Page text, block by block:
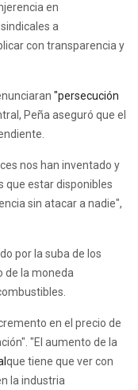
en
a
con transparencia y
"persecución
Peña aseguró que el
nos han inventado y
que estar disponibles
sin atacar a nadie",
por la suba de los
de la moneda
en el precio de
"El aumento de la
que tiene que ver con
la industria